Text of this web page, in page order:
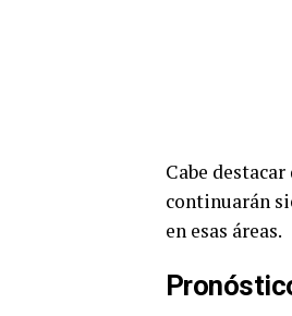
Cabe
continuarán
en esas áreas.